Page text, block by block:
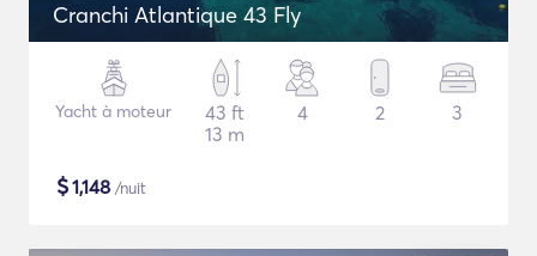
Cranchi Atlantique 43 Fly
Yacht à moteur
43 ft
13 m
4 2 3
$1,148 /nuit